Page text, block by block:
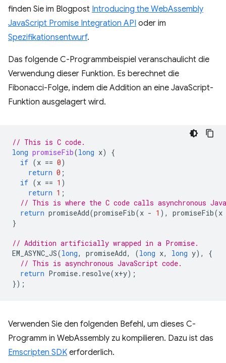
finden Sie im Blogpost Introducing the WebAssembly
JavaScript Promise Integration API oder im
Spezifikationsentwurf.
Das folgende C-Programmbeispiel veranschaulicht die
Verwendung dieser Funktion. Es berechnet die
Fibonacci-Folge, indem die Addition an eine JavaScript-
Funktion ausgelagert wird.
// This is C code.
long promiseFib(long x)
{
if (x == 0)
return 0 ;
if (x == 1 )
return 1 ;
// This is where the C code calls asynchronous
return promiseAdd(promiseFib(x - 1 ), promiseFib(x
}
// Addition artificially wrapped in a Promise.
EM_ASYNC_JS(long, promiseAdd, (long x, long y),
{
// This is asynchronous JavaScript code.
return Promise. resolve(x+y);
});
Verwenden Sie den folgenden Befehl, um dieses C-
Programm in WebAssembly zu kompilieren. Dazu ist das
Emscripten SDK erforderlich.